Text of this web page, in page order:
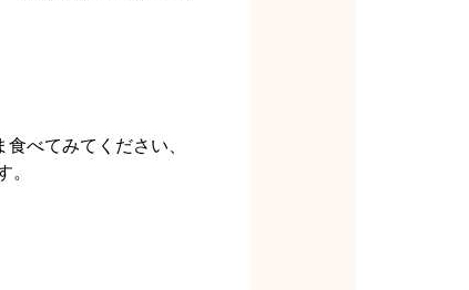
べてみてください、
。